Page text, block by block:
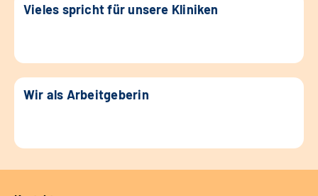
Vieles spricht für unsere Kliniken
Wir als Arbeitgeberin